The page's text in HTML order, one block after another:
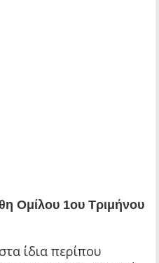
Ομίλου 1ου Τριμήνου
ίδια περίπου